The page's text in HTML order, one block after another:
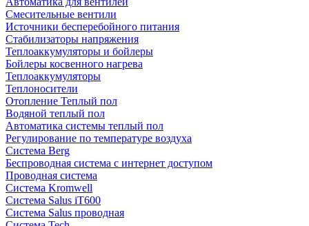
Смесительные вентили
Источники бесперебойного питания
Стабилизаторы напряжения
Теплоаккумуляторы и бойлеры
Бойлеры косвенного нагрева
Теплоаккумуляторы
Теплоносители
Отопление Теплый пол
Водяной теплый пол
Автоматика системы теплый пол
Регулирование по температуре воздуха
Система Berg
Беспроводная система с интернет доступом
Проводная система
Система Kromwell
Система Salus iT600
Система Salus проводная